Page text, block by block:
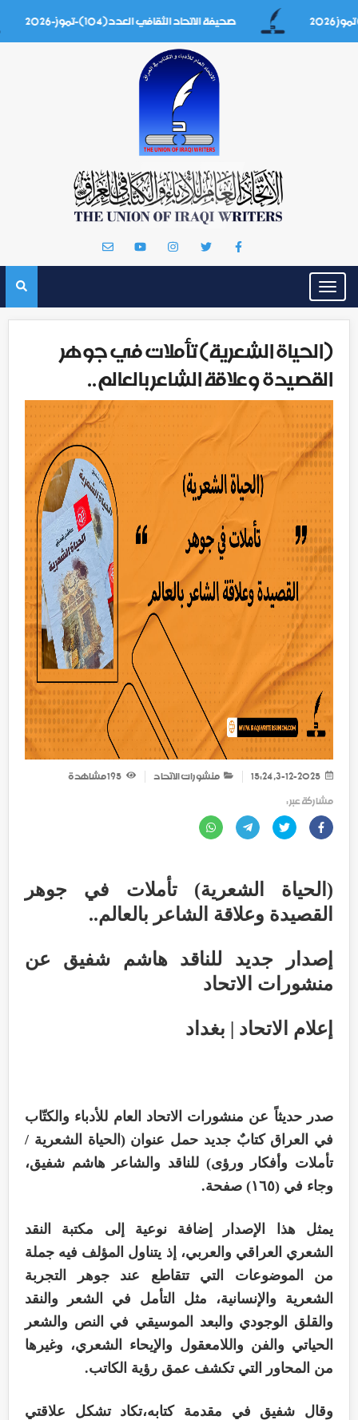
صحيفة الاتحاد الثقافي العدد(104)-تموز-2026
Toggle
navigation
(الحياة الشعرية) تأملات في جوهر
القصيدة وعلاقة الشاعر بالعالم..
منشورات الاتحاد 195
مشاهدة
مشاركة عبر :
(الحياة الشعرية) تأملات في جوهر
القصيدة وعلاقة الشاعر بالعالم..
إصدار جديد للناقد هاشم شفيق عن
منشورات الاتحاد
إعلام الاتحاد | بغداد
صدر حديثاً عن منشورات الاتحاد العام للأدباء والكتّاب
في العراق كتابٌ جديد حمل عنوان (الحياة الشعرية /
تأملات وأفكار ورؤى) للناقد والشاعر هاشم شفيق،
وجاء في (١٦٥) صفحة.
يمثل هذا الإصدار إضافة نوعية إلى مكتبة النقد
الشعري العراقي والعربي، إذ يتناول المؤلف فيه جملة
من الموضوعات التي تتقاطع عند جوهر التجربة
الشعرية والإنسانية، مثل التأمل في الشعر والنقد
والقلق الوجودي والبعد الموسيقي في النص والشعر
الحياتي والفن واللامعقول والإيحاء الشعري، وغيرها
من المحاور التي تكشف عمق رؤية الكاتب.
وقال شفيق في مقدمة كتابه،تكاد تشكل علاقتي